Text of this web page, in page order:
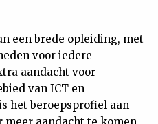
een brede opleiding, met
voor iedere
aandacht voor
van ICT en
het beroepsprofiel aan